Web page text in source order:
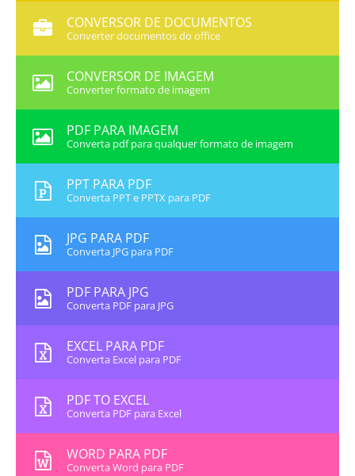
CONVERSOR DE DOCUMENTOS
Converter documentos do office
CONVERSOR DE IMAGEM
Converter formato de imagem
PDF PARA IMAGEM
Converta pdf para qualquer formato de imagem
PPT PARA PDF
Converta PPT e PPTX para PDF
JPG PARA PDF
Converta JPG para PDF
PDF PARA JPG
Converta PDF para JPG
EXCEL PARA PDF
Converta Excel para PDF
PDF TO EXCEL
Converta PDF para Excel
WORD PARA PDF
Converta Word para PDF